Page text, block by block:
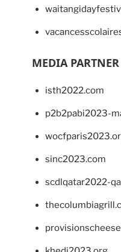
MEDIA
isth2022.com
p2b2pabi2023-
sinc2023.com
scdlqatar2022-